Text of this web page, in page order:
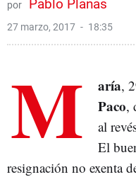
Pablo Planas
27 marzo, 2017 18:35
M aría,
Paco,
al
El
resignación no exenta